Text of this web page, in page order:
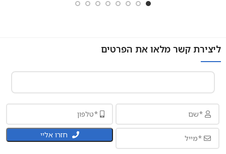
ליצירת קשר מלאו את הפרטים
חזרו אליי